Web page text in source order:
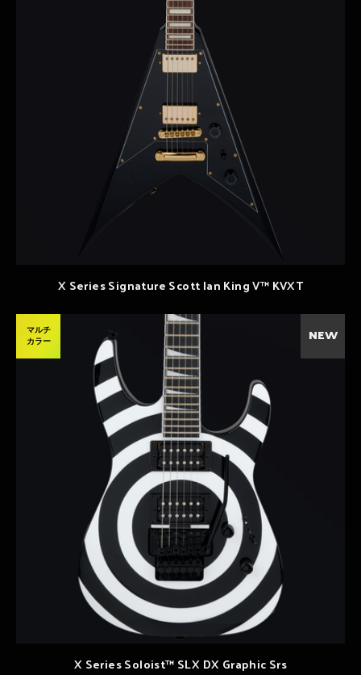
X Series Signature Scott Ian King V™ KVXT
マルチ
カラー NEW
X Series Soloist™ SLX DX Graphic Srs